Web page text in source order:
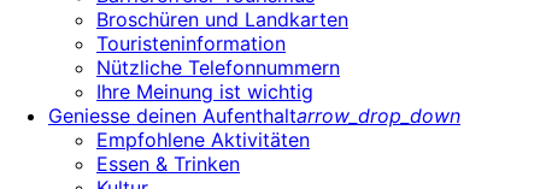
Broschüren und Landkarten
Touristeninformation
Nützliche Telefonnummern
Ihre Meinung ist wichtig
Geniesse deinen Aufenthaltarrow_drop_down
Empfohlene Aktivitäten
Essen & Trinken